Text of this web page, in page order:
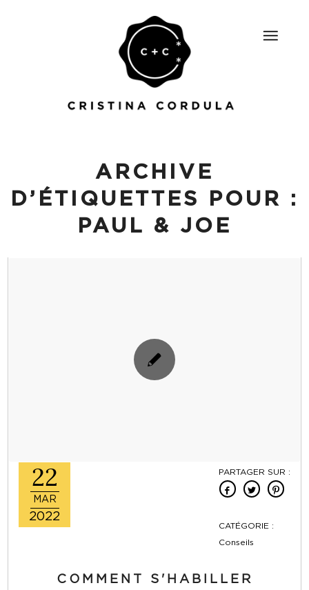
ARCHIVE
D’ÉTIQUETTES POUR :
PAUL & JOE
22
MAR
2022
PARTAGER SUR :
CATÉGORIE :
Conseils
COMMENT S'HABILLER